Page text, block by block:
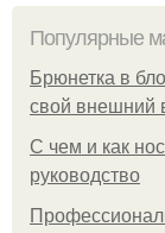
Популярные
Брюнетка в
свой внешний
С чем и как
руководство